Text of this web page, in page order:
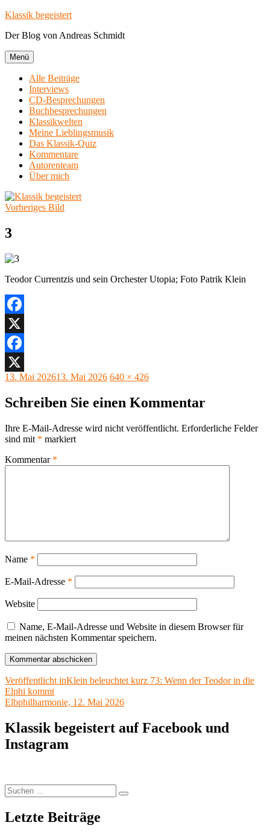
Zum
springen
Klassik begeistert
Der Blog von Andreas Schmidt
Menü
Alle Beiträge
Interviews
CD-Besprechungen
Buchbesprechungen
Klassikwelten
Meine Lieblingsmusik
Das Klassik-Quiz
Kommentare
Autorenteam
Über mich
Vorheriges Bild
3
Teodor Currentzis und sein Orchester Utopia; Foto Patrik Klein
Facebook
X
Facebook
X
Veröffentlicht
13. Mai 202613. Mai 2026 Originalgröße
640 × 426
Schreiben Sie einen Kommentar
Ihre E-Mail-Adresse wird nicht veröffentlicht. Erforderliche Felder
sind mit * markiert
Kommentar *
Name *
E-Mail-Adresse *
Website
Name, E-Mail-Adresse und Website in diesem Browser für
meinen nächsten Kommentar speichern.
Beitragsnavigation
Veröffentlicht inKlein beleuchtet kurz 73: Wenn der Teodor in die
Elphi kommt
Elbphilharmonie, 12. Mai 2026
Klassik begeistert auf Facebook und
Instagram
Suchen
nach:
Suchen
Letzte Beiträge